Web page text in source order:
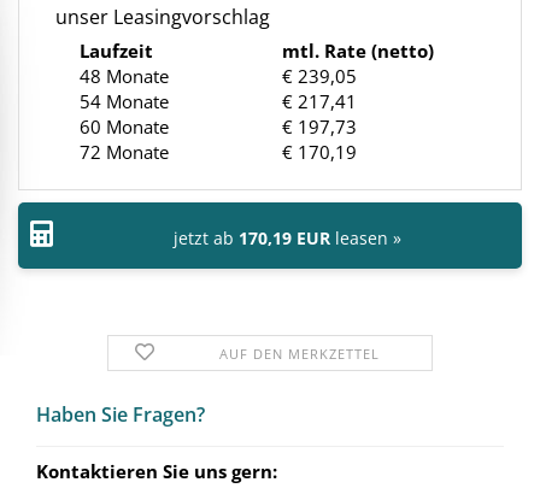
unser Leasingvorschlag
Laufzeit
mtl. Rate (netto)
48 Monate
€ 239,05
54 Monate
€ 217,41
60 Monate
€ 197,73
72 Monate
€ 170,19
jetzt ab 170,19 EUR leasen »
AUF DEN MERKZETTEL
Haben Sie Fra­gen?
Kontaktieren Sie uns gern: